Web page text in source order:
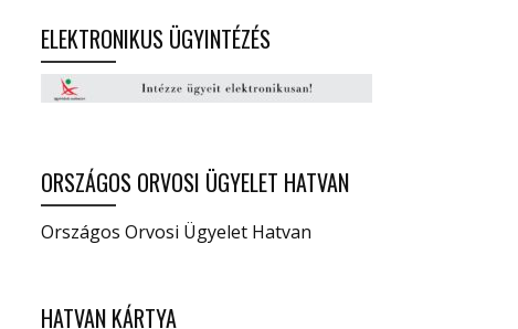
ELEKTRONIKUS ÜGYINTÉZÉS
ORSZÁGOS ORVOSI ÜGYELET HATVAN
Országos Orvosi Ügyelet Hatvan
HATVAN KÁRTYA